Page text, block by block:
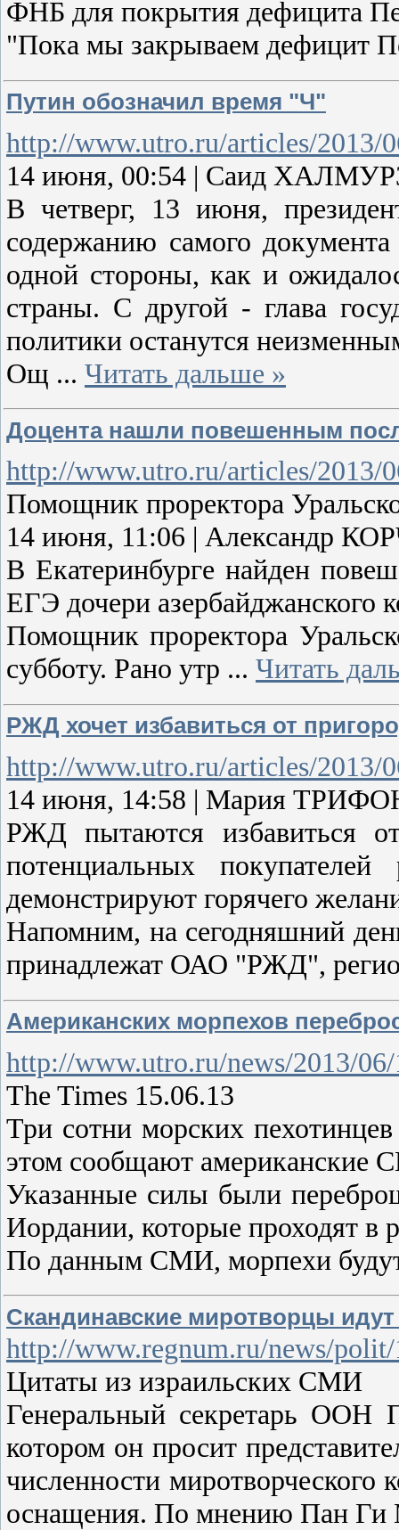
ФНБ для покрытия дефицита
"Пока мы закрываем дефицит
Путин обозначил время "Ч"
http://www.utro.ru/articles/2013/
14 июня, 00:54 | Саид
В четверг, 13 июня,
содержанию самого
одной стороны, как и
страны. С другой - глава
политики останутся
Ощ ... Читать дальше »
Доцента нашли повешенным
http://www.utro.ru/articles/2013/
Помощник проректора
14 июня, 11:06 | Александр
В Екатеринбурге найден
ЕГЭ дочери азербайджанского
Помощник проректора
субботу. Рано утр ... Читать
РЖД хочет избавиться от
http://www.utro.ru/articles/2013/
14 июня, 14:58 | Мария
РЖД пытаются избавиться
потенциальных
демонстрируют горячего
Напомним, на сегодняшний
принадлежат ОАО "РЖД",
Американских морпехов
http://www.utro.ru/news/2013/
The Times 15.06.13
Три сотни морских
этом сообщают американские
Указанные силы были
Иордании, которые проходят в
По данным СМИ, морпехи будут
Скандинавские миротворцы
http://www.regnum.ru/news/
Цитаты из израильских СМИ
Генеральный секретарь ООН
котором он просит
численности миротворческого
оснащения. По мнению Пан Ги